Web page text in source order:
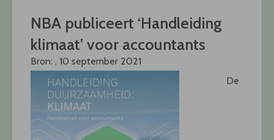
NBA publiceert ‘Handleiding
klimaat’ voor accountants
Bron: , 10 september 2021
De